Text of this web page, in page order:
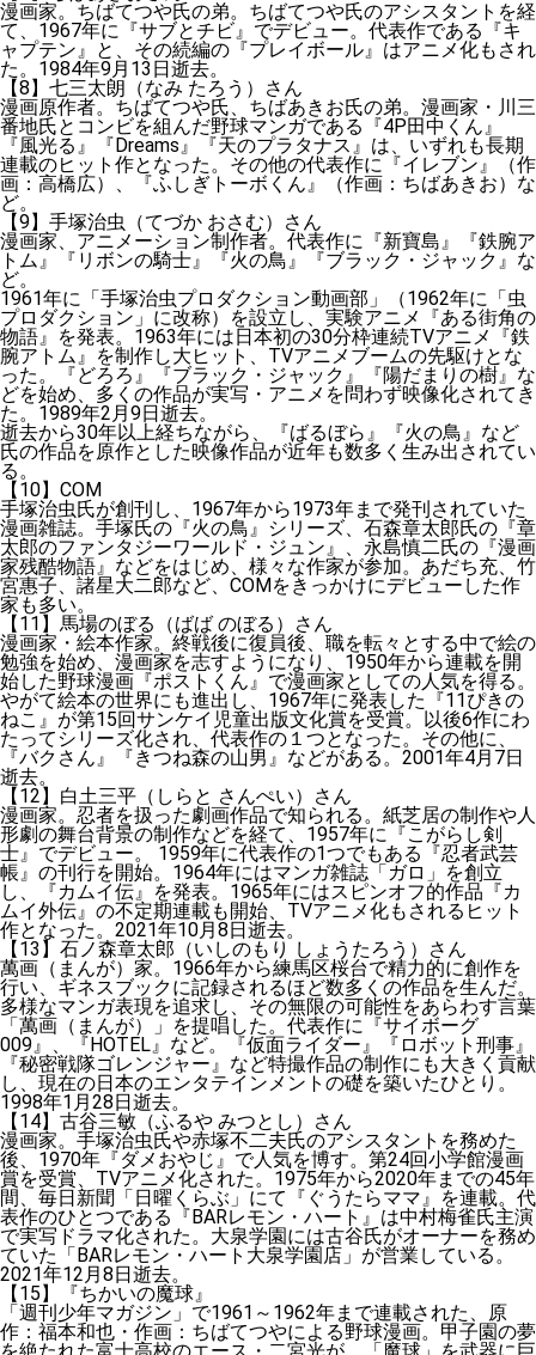
漫画家。ちばてつや氏の弟。ちばてつや氏のアシスタントを経
て、1967年に『サブとチビ』でデビュー。代表作である『キ
ャプテン』と、その続編の『プレイボール』はアニメ化もされ
た。1984年9月13日逝去。
【8】七三太朗（なみ たろう）さん
漫画原作者。ちばてつや氏、ちばあきお氏の弟。漫画家・川三
番地氏とコンビを組んだ野球マンガである『4P田中くん』
『風光る』『Dreams』『天のプラタナス』は、いずれも長期
連載のヒット作となった。その他の代表作に『イレブン』（作
画：高橋広）、『ふしぎトーボくん』（作画：ちばあきお）な
ど。
【9】手塚治虫（てづか おさむ）さん
漫画家、アニメーション制作者。代表作に『新寶島』『鉄腕ア
トム』『リボンの騎士』『火の鳥』『ブラック・ジャック』な
ど。
1961年に「手塚治虫プロダクション動画部」（1962年に「虫
プロダクション」に改称）を設立し、実験アニメ『ある街角の
物語』を発表。1963年には日本初の30分枠連続TVアニメ『鉄
腕アトム』を制作し大ヒット、TVアニメブームの先駆けとな
った。『どろろ』『ブラック・ジャック』『陽だまりの樹』な
どを始め、多くの作品が実写・アニメを問わず映像化されてき
た。1989年2月9日逝去。
逝去から30年以上経ちながら、『ばるぼら』『火の鳥』など
氏の作品を原作とした映像作品が近年も数多く生み出されてい
る。
【10】COM
手塚治虫氏が創刊し、1967年から1973年まで発刊されていた
漫画雑誌。手塚氏の『火の鳥』シリーズ、石森章太郎氏の『章
太郎のファンタジーワールド・ジュン』、永島慎二氏の『漫画
家残酷物語』などをはじめ、様々な作家が参加。あだち充、竹
宮惠子、諸星大二郎など、COMをきっかけにデビューした作
家も多い。
【11】馬場のぼる（ばば のぼる）さん
漫画家・絵本作家。終戦後に復員後、職を転々とする中で絵の
勉強を始め、漫画家を志すようになり、1950年から連載を開
始した野球漫画『ポストくん』で漫画家としての人気を得る。
やがて絵本の世界にも進出し、1967年に発表した『11ぴきの
ねこ』が第15回サンケイ児童出版文化賞を受賞。以後6作にわ
たってシリーズ化され、代表作の１つとなった。その他に、
『バクさん』『きつね森の山男』などがある。2001年4月7日
逝去。
【12】白土三平（しらと さんぺい）さん
漫画家。忍者を扱った劇画作品で知られる。紙芝居の制作や人
形劇の舞台背景の制作などを経て、1957年に『こがらし剣
士』でデビュー。 1959年に代表作の1つでもある『忍者武芸
帳』の刊行を開始。1964年にはマンガ雑誌「ガロ」を創立
し、『カムイ伝』を発表。1965年にはスピンオフ的作品『カ
ムイ外伝』の不定期連載も開始、TVアニメ化もされるヒット
作となった。2021年10月8日逝去。
【13】石ノ森章太郎（いしのもり しょうたろう）さん
萬画（まんが）家。1966年から練馬区桜台で精力的に創作を
行い、ギネスブックに記録されるほど数多くの作品を生んだ。
多様なマンガ表現を追求し、その無限の可能性をあらわす言葉
「萬画（まんが）」を提唱した。代表作に『サイボーグ
009』、『HOTEL』など。『仮面ライダー』『ロボット刑事』
『秘密戦隊ゴレンジャー』など特撮作品の制作にも大きく貢献
し、現在の日本のエンタテインメントの礎を築いたひとり。
1998年1月28日逝去。
【14】古谷三敏（ふるや みつとし）さん
漫画家。手塚治虫氏や赤塚不二夫氏のアシスタントを務めた
後、1970年『ダメおやじ』で人気を博す。第24回小学館漫画
賞を受賞、TVアニメ化された。1975年から2020年までの45年
間、毎日新聞「日曜くらぶ」にて『ぐうたらママ』を連載。代
表作のひとつである『BARレモン・ハート』は中村梅雀氏主演
で実写ドラマ化された。大泉学園には古谷氏がオーナーを務め
ていた「BARレモン・ハート大泉学園店」が営業している。
2021年12月8日逝去。
【15】『ちかいの魔球』
「週刊少年マガジン」で1961～1962年まで連載された、原
作：福本和也・作画：ちばてつやによる野球漫画。甲子園の夢